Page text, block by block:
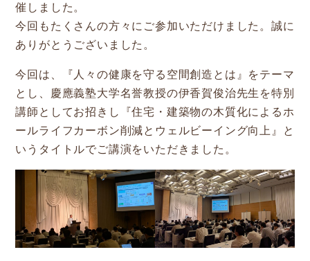
新着情報
企業検索
ぎふの木ガーデン
住宅ストック事業
補助金・お得情報
モクタウンとは
催しました。
今回もたくさんの方々にご参加いただけました。誠に
ありがとうございました。
今回は、『人々の健康を守る空間創造とは』をテーマ
とし、慶應義塾大学名誉教授の伊香賀俊治先生を特別
講師としてお招きし『住宅・建築物の木質化によるホ
ールライフカーボン削減とウェルビーイング向上』と
いうタイトルでご講演をいただきました。